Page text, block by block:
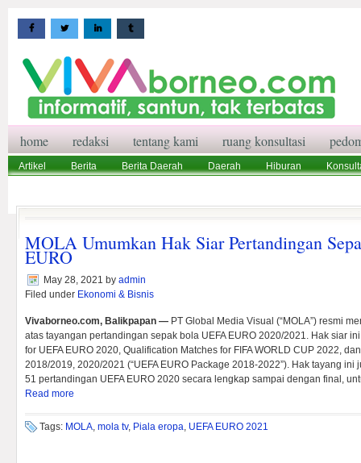
home redaksi tentang kami ruang konsultasi
Artikel Berita Berita Daerah Daerah Hiburan
MOLA Umumkan Hak Siar Pertandingan
EURO
May 28, 2021 by admin
Filed under Ekonomi & Bisnis
Vivaborneo.com, Balikpapan — PT Global Media Visual (“MOLA”) resmi
atas tayangan pertandingan sepak bola UEFA EURO 2020/2021. Hak siar
for UEFA EURO 2020, Qualification Matches for FIFA WORLD CUP 2022,
2018/2019, 2020/2021 (“UEFA EURO Package 2018-2022”). Hak tayang
51 pertandingan UEFA EURO 2020 secara lengkap sampai dengan final,
Read more
Tags: MOLA, mola tv, Piala eropa, UEFA EURO 2021